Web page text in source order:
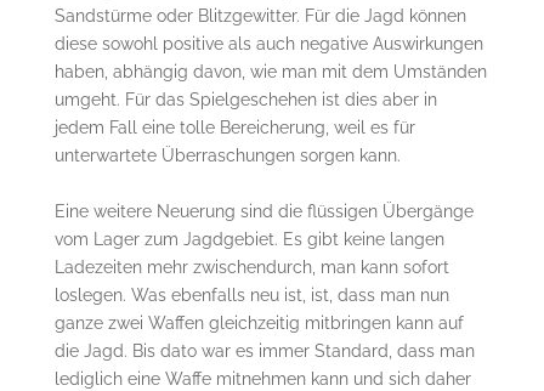
Sandstürme oder Blitzgewitter. Für die Jagd können
diese sowohl positive als auch negative Auswirkungen
haben, abhängig davon, wie man mit dem Umständen
umgeht. Für das Spielgeschehen ist dies aber in
jedem Fall eine tolle Bereicherung, weil es für
unterwartete Überraschungen sorgen kann.
Eine weitere Neuerung sind die flüssigen Übergänge
vom Lager zum Jagdgebiet. Es gibt keine langen
Ladezeiten mehr zwischendurch, man kann sofort
loslegen. Was ebenfalls neu ist, ist, dass man nun
ganze zwei Waffen gleichzeitig mitbringen kann auf
die Jagd. Bis dato war es immer Standard, dass man
lediglich eine Waffe mitnehmen kann und sich daher